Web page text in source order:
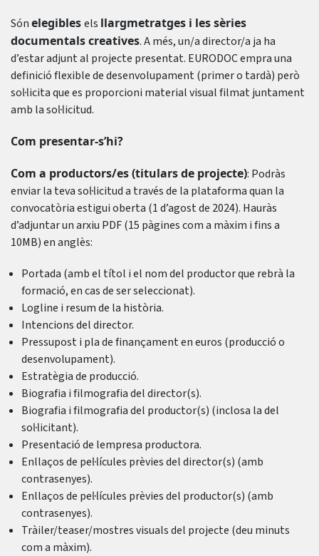
Sónelegiblesels llargmetratges i les sèries
documentals creatives. A més, un/a director/a ja ha
d’estar adjunt al projecte presentat. EURODOC empra una
definició flexible de desenvolupament (primer o tardà) però
sol·licita que es proporcioni material visual filmat juntament
amb la sol·licitud.
Com presentar-s’hi?
Com a productors/es (titulars de projecte): Podràs
enviar la teva sol·licitud a través de la plataforma quan la
convocatòria estigui oberta (1 d’agost de 2024). Hauràs
d’adjuntar un arxiu PDF (15 pàgines com a màxim i fins a
10MB) en anglès:
Portada (amb el títol i el nom del productor que rebrà la
formació, en cas de ser seleccionat).
Logline i resum de la història.
Intencions del director.
Pressupost i pla de finançament en euros (producció o
desenvolupament).
Estratègia de producció.
Biografia i filmografia del director(s).
Biografia i filmografia del productor(s) (inclosa la del
sol·licitant).
Presentació de lempresa productora.
Enllaços de pel·lícules prèvies del director(s) (amb
contrasenyes).
Enllaços de pel·lícules prèvies del productor(s) (amb
contrasenyes).
Tràiler/teaser/mostres visuals del projecte (deu minuts
com a màxim).